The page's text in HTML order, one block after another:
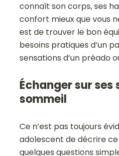
connaît son corps, ses
confort mieux que vous
est de trouver le bon
besoins pratiques d’un
sensations d’un préado
Échanger sur ses
sommeil
Ce n’est pas toujours
adolescent de décrire ce
quelques questions